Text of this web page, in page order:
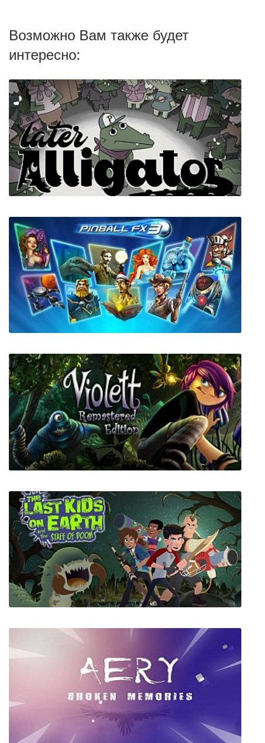
Возможно Вам также будет
интересно:
Later Alligator
Pinball FX3 + все DLC
Violett Remastered
Last Kids on Earth and the Staff of Doom